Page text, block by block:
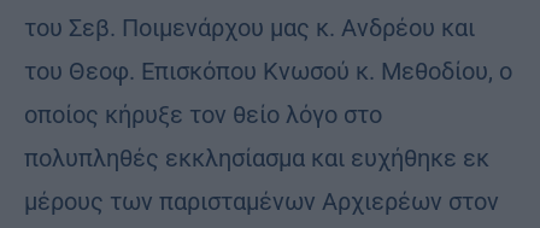
του Σεβ. Ποιμενάρχου μας κ. Ανδρέου και
του Θεοφ. Επισκόπου Κνωσού κ. Μεθοδίου, ο
οποίος κήρυξε τον θείο λόγο στο
πολυπληθές εκκλησίασμα και ευχήθηκε εκ
μέρους των παρισταμένων Αρχιερέων στον